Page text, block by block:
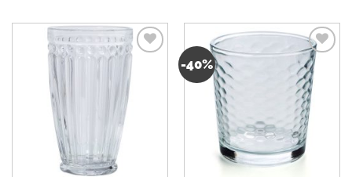
6,00€.3,95€.
lista de
deseos
-40%
Añadir
a la
lista de
deseos